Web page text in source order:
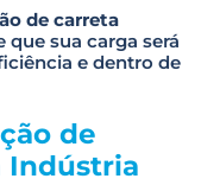
de carreta
que sua carga será
e dentro de
de
Indústria